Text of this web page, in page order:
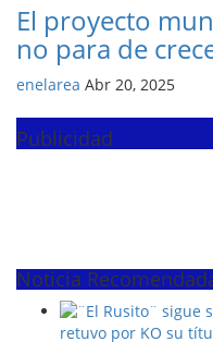
El proyecto
no para de
enelarea Abr 20, 2025
Publicidad
Noticia